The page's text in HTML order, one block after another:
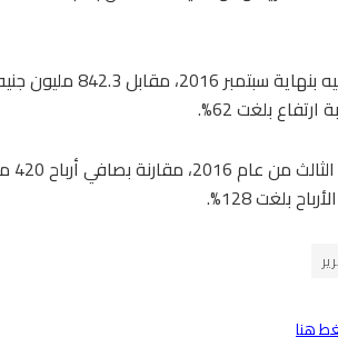
بلغت أرباح الشركة خلال التسعة شهور نحو 1.37
بلغت 62%.
هنا